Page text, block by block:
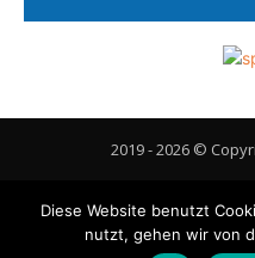
2019 - 2026 ©
Gastbeitrag veröffentlichen
Diese Website benutzt
nutzt, gehen wir von